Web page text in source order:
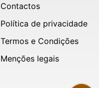
Contactos
Política de privacidade
Termos e Condições
Menções legais